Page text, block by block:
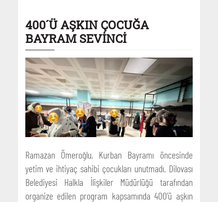
400´Ü AŞKIN ÇOCUĞA
BAYRAM SEVİNCİ
Ramazan Ömeroğlu, Kurban Bayramı öncesinde
yetim ve ihtiyaç sahibi çocukları unutmadı. Dilovası
Belediyesi Halkla İlişkiler Müdürlüğü tarafından
organize edilen program kapsamında 400’ü aşkın